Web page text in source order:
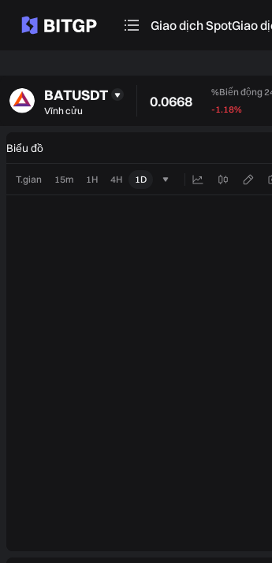
Giao dịch SpotGiao
BATUSDT
Vĩnh cửu
0.0668
%Biến động
-1.18%
Biểu đồ
T.gian 15m 1H 4H 1D